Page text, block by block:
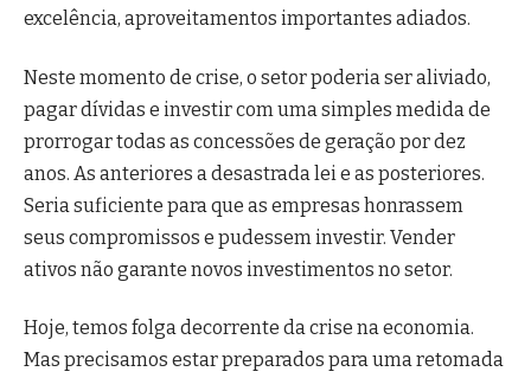
excelência, aproveitamentos importantes adiados.
Neste momento de crise, o setor poderia ser aliviado,
pagar dívidas e investir com uma simples medida de
prorrogar todas as concessões de geração por dez
anos. As anteriores a desastrada lei e as posteriores.
Seria suficiente para que as empresas honrassem
seus compromissos e pudessem investir. Vender
ativos não garante novos investimentos no setor.
Hoje, temos folga decorrente da crise na economia.
Mas precisamos estar preparados para uma retomada